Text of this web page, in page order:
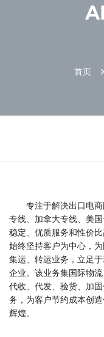
首页
专注于解决出口电商
专线、加拿大专线、美
稳定、优质服务和性价
始终坚持客户为中心，
集运、转运业务，立足
企业。该业务集国际物
代收、代发、验货、加
务，为客户节约成本创
辉煌。